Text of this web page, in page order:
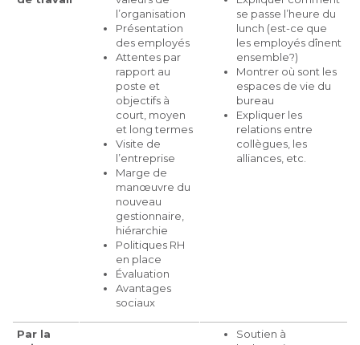
l’organisation
Présentation
des employés
Attentes par
rapport au
poste et
objectifs à
court, moyen
et long termes
Visite de
l’entreprise
Marge de
manœuvre du
nouveau
gestionnaire,
hiérarchie
Politiques RH
en place
Évaluation
Avantages
sociaux
se passe l’heure du
lunch (est-ce que
les employés dînent
ensemble?)
Montrer où sont les
espaces de vie du
bureau
Expliquer les
relations entre
collègues, les
alliances, etc.
Par la
Soutien à